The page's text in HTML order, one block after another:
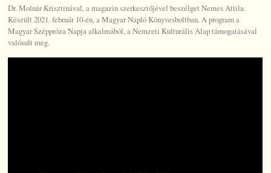
Dr. Molnár Krisztinával, a magazin szerkesztőjével beszélget Nemes Attila.
Készült 2021. február 10-én, a Magyar Napló Könyvesboltban. A program a
Magyar Széppróza Napja alkalmából, a Nemzeti Kulturális Alap támogatásával
valósult meg.